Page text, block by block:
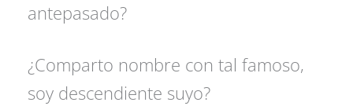
antepasado?
¿Comparto nombre con tal famoso,
soy descendiente suyo?